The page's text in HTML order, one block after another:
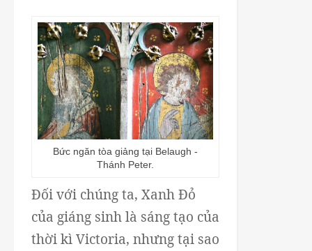
Bức ngăn tòa giảng tại Belaugh -
Thánh Peter.
Đối với chúng ta, Xanh Đỏ
của giáng sinh là sáng tạo của
thời kì Victoria, nhưng tại sao